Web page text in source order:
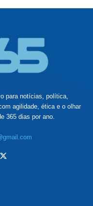
para notícias, política,
agilidade, ética e o olhar
365 dias por ano.